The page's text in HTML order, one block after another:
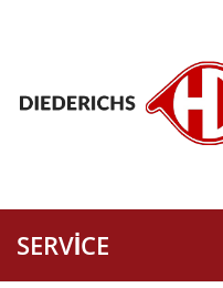
SERVICE